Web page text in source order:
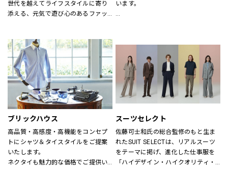
世代を越えてライフスタイルに寄り
添える、元気で遊び心のあるファッ
れている「アーノルド パーマー」で
す。
※イーアスつくば店ではキッズの取
扱いはございません。
います。
あなたの大切な人と、もっと笑顔に
なれる服を。
心地よさや好感を大切にした
“Good Feeling Wear”で
そんなつながりを、笑顔を、つくり
続けます。
ともに生きよう
ブリックハウス
高品質・高感度・高機能をコンセプ
トにシャツ＆タイスタイルをご提案
いたします。
ネクタイも魅力的な価格でご提供い
スーツセレクト
佐藤可士和氏の総合監修のもと生ま
れたSUIT SELECTは、リアルスーツ
をテーマに掲げ、進化した仕事服を
「ハイデザイン・ハイクオリティ・